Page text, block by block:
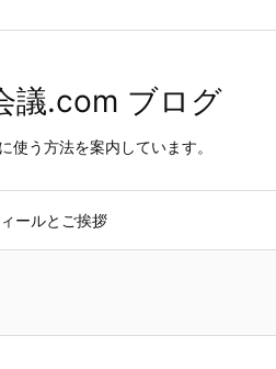
議.com ブログ
使う方法を案内しています。
ールとご挨拶